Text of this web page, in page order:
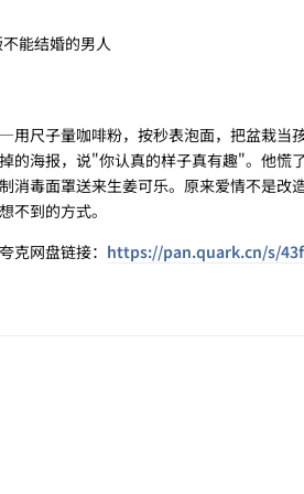
能结婚的男人
子量咖啡粉，按秒表泡面，把盆栽当孩
的海报，说"你认真的样子真有趣"。他慌
消毒面罩送来生姜可乐。原来爱情不是改
不到的方式。
克网盘链接： https://pan.quark.cn/s/